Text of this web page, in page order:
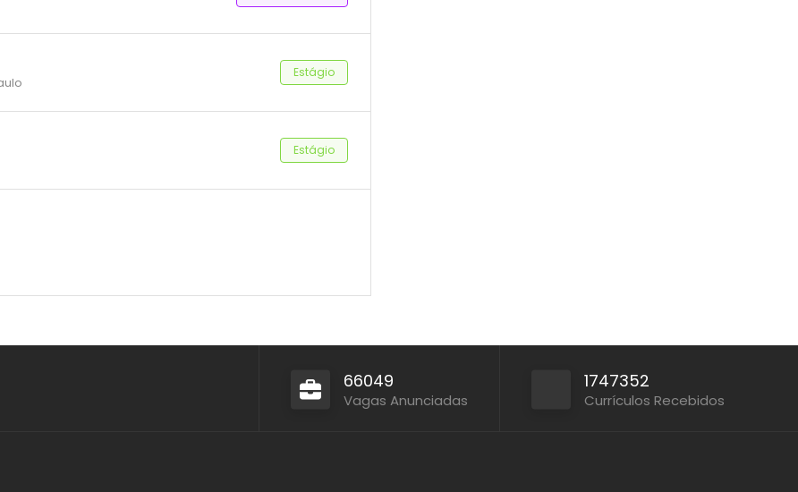
Estágio
Estágio
66049
Vagas Anunciadas
1747352
Currículos Recebidos